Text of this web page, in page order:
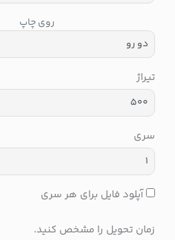
روی چاپ
تیراژ
سری
آپلود فایل برای هر سری
زمان تحویل را مشخص کنید.